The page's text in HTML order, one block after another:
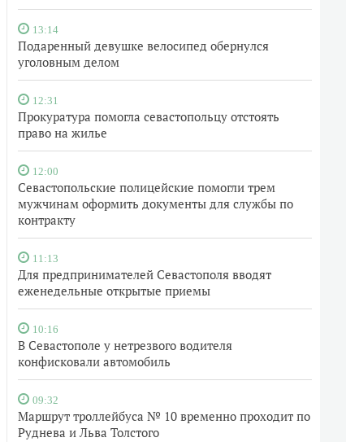
13:14
Подаренный девушке велосипед обернулся
уголовным делом
12:31
Прокуратура помогла севастопольцу отстоять
право на жилье
12:00
Севастопольские полицейские помогли трем
мужчинам оформить документы для службы по
контракту
11:13
Для предпринимателей Севастополя вводят
еженедельные открытые приемы
10:16
В Севастополе у нетрезвого водителя
конфисковали автомобиль
09:32
Маршрут троллейбуса № 10 временно проходит по
Руднева и Льва Толстого